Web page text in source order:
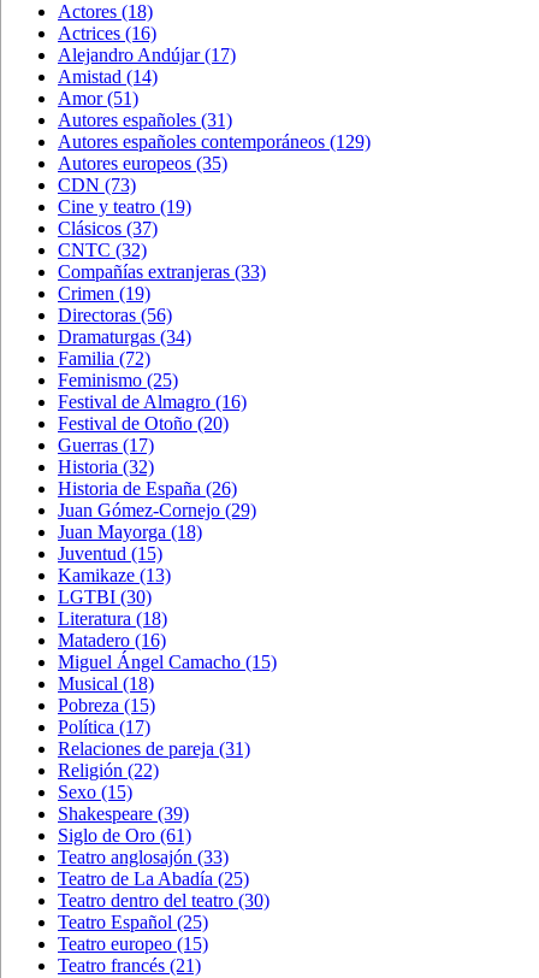
Actores (18)
Actrices (16)
Alejandro Andújar(17)
Amistad (14)
Amor(51)
Autores españoles (31)
Autores españoles contemporáneos (129)
Autores europeos (35)
CDN (73)
Cine y teatro (19)
Clásicos (37)
CNTC (32)
Compañías extranjeras (33)
Crimen (19)
Directoras (56)
Dramaturgas (34)
Familia (72)
Feminismo (25)
Festival de Almagro (16)
Festival de Otoño (20)
Guerras (17)
Historia (32)
Historia de España (26)
Juan Gómez-Cornejo (29)
Juan Mayorga (18)
Juventud (15)
Kamikaze (13)
LGTBI (30)
Literatura (18)
Matadero (16)
Miguel Ángel Camacho (15)
Musical (18)
Pobreza (15)
Política (17)
Relaciones de pareja (31)
Religión (22)
Sexo (15)
Shakespeare (39)
Siglo de Oro (61)
Teatro anglosajón (33)
Teatro de La Abadía (25)
Teatro dentro del teatro (30)
Teatro Español (25)
Teatro europeo (15)
Teatro francés (21)